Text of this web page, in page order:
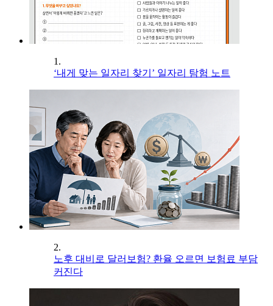
1.
‘내게 맞는 일자리 찾기’ 일자리 탐험 노트
2.
노후 대비로 달러보험? 환율 오르면 보험료 부담
커진다